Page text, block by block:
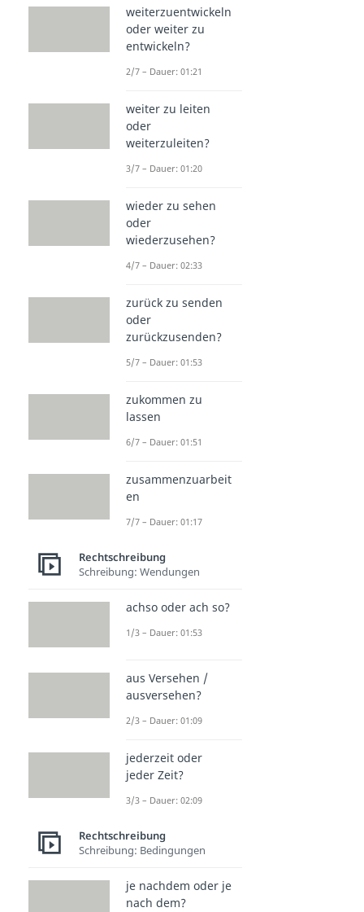
weiterzuentwickeln
oder weiter zu
entwickeln?
2/7 – Dauer: 01:21
weiter zu leiten
oder
weiterzuleiten?
3/7 – Dauer: 01:20
wieder zu sehen
oder
wiederzusehen?
4/7 – Dauer: 02:33
zurück zu senden
oder
zurückzusenden?
5/7 – Dauer: 01:53
zukommen zu
lassen
6/7 – Dauer: 01:51
zusammenzuarbeit
en
7/7 – Dauer: 01:17
Rechtschreibung
Schreibung: Wendungen
achso oder ach so?
1/3 – Dauer: 01:53
aus Versehen /
ausversehen?
2/3 – Dauer: 01:09
jederzeit oder
jeder Zeit?
3/3 – Dauer: 02:09
Rechtschreibung
Schreibung: Bedingungen
je nachdem oder je
nach dem?